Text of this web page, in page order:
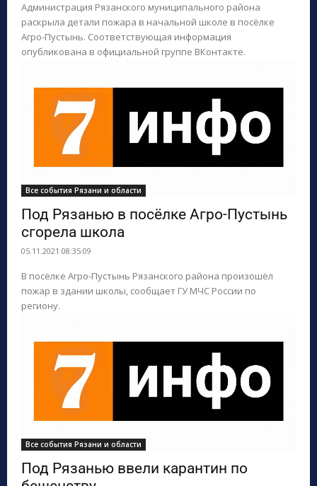
Администрация Рязанского муниципального района
раскрыла детали пожара в начальной школе в посёлке
Агро-Пустынь. Соответствующая информация
опубликована в официальной группе ВКонтакте.
Все события Рязани и области
Под Рязанью в посёлке Агро-Пустынь
сгорела школа
05.11.2021 08:35:09
В посёлке Агро-Пустынь Рязанского района произошёл
пожар в здании школы, сообщает ГУ МЧС России по
региону.
Все события Рязани и области
Под Рязанью ввели карантин по